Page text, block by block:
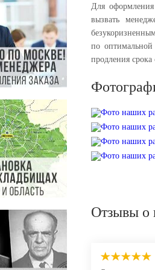
Для
вызвать
по
продления
Отзывы о